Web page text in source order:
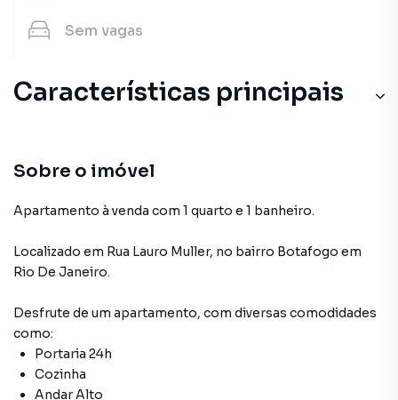
Sem vagas
Características principais
Circuito Interno TV
Elevador
Portaria 24h
Sobre o imóvel
Apartamento à venda com 1 quarto e 1 banheiro.
Localizado em Rua Lauro Muller, no bairro Botafogo em
Rio De Janeiro.
Desfrute de um apartamento, com diversas comodidades
como:
Portaria 24h
Cozinha
Andar Alto